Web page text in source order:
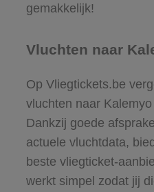
gemakkelijk!
Vluchten naar
Op Vliegtickets.be
vluchten naar
Dankzij goede
actuele vluchtdata,
beste vliegticket-
werkt simpel zodat jij